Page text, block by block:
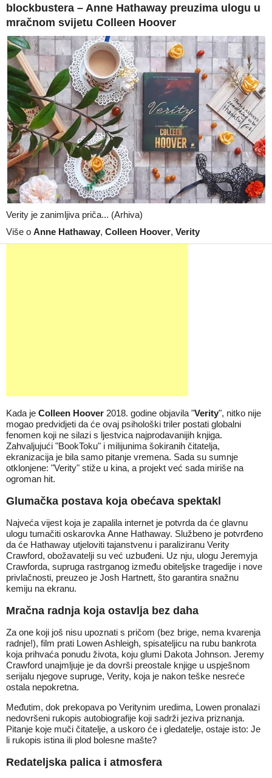
blockbustera – Anne Hathaway preuzima ulogu u
mračnom svijetu Colleen Hoover
Verity je zanimljiva priča... (Arhiva)
Više o Anne Hathaway, Colleen Hoover, Verity
Kada je Colleen Hoover 2018. godine objavila "Verity", nitko nije
mogao predvidjeti da će ovaj psihološki triler postati globalni
fenomen koji ne silazi s ljestvica najprodavanijih knjiga.
Zahvaljujući "BookToku" i milijunima šokiranih čitatelja,
ekranizacija je bila samo pitanje vremena. Sada su sumnje
otklonjene: "Verity" stiže u kina, a projekt već sada miriše na
ogroman hit.
Glumačka postava koja obećava spektakl
Najveća vijest koja je zapalila internet je potvrda da će glavnu
ulogu tumačiti oskarovka Anne Hathaway. Službeno je potvrđeno
da će Hathaway utjeloviti tajanstvenu i paraliziranu Verity
Crawford, obožavatelji su već uzbuđeni. Uz nju, ulogu Jeremyja
Crawforda, supruga rastrganog između obiteljske tragedije i nove
privlačnosti, preuzeo je Josh Hartnett, što garantira snažnu
kemiju na ekranu.
Mračna radnja koja ostavlja bez daha
Za one koji još nisu upoznati s pričom (bez brige, nema kvarenja
radnje!), film prati Lowen Ashleigh, spisateljicu na rubu bankrota
koja prihvaća ponudu života, koju glumi Dakota Johnson. Jeremy
Crawford unajmljuje je da dovrši preostale knjige u uspješnom
serijalu njegove supruge, Verity, koja je nakon teške nesreće
ostala nepokretna.
Međutim, dok prekopava po Veritynim uredima, Lowen pronalazi
nedovršeni rukopis autobiografije koji sadrži jeziva priznanja.
Pitanje koje muči čitatelje, a uskoro će i gledatelje, ostaje isto: Je
li rukopis istina ili plod bolesne mašte?
Redateljska palica i atmosfera